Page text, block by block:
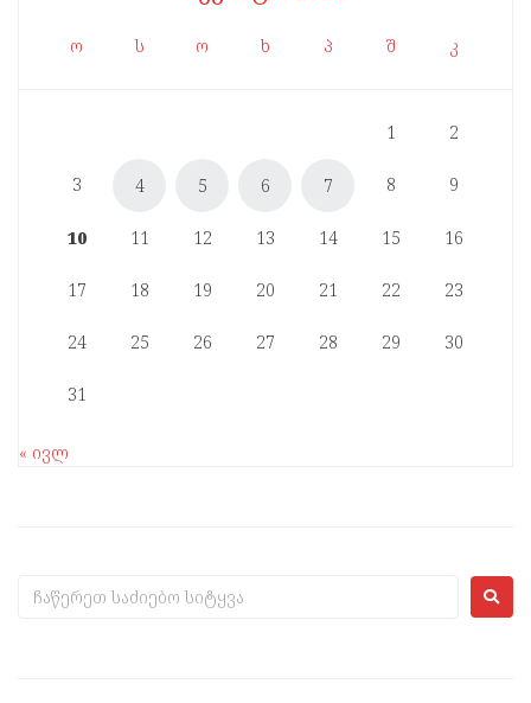
ო ს ო ხ პ შ კ
1 2
3 4 5 6 7 8 9
10 11 12 13 14 15 16
17 18 19 20 21 22 23
24 25 26 27 28 29 30
31
« ივლ